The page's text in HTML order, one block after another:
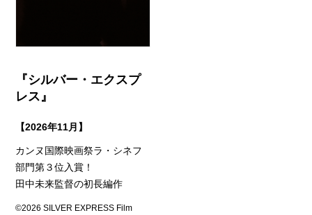
『シルバー・エクスプ
レス』
【2026年11月】
カンヌ国際映画祭ラ・シネフ
部門第３位入賞！
田中未来監督の初長編作
©2026 SILVER EXPRESS Film